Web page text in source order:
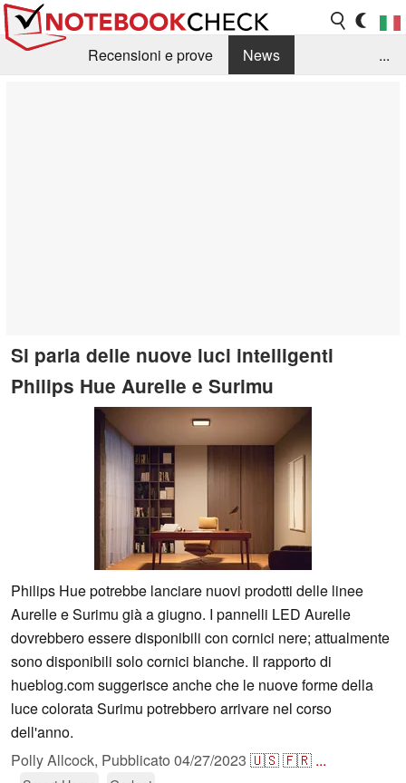
Recensioni e prove
News
...
Si parla delle nuove luci intelligenti
Philips Hue Aurelle e Surimu
Philips Hue potrebbe lanciare nuovi prodotti delle linee
Aurelle e Surimu già a giugno. I pannelli LED Aurelle
dovrebbero essere disponibili con cornici nere; attualmente
sono disponibili solo cornici bianche. Il rapporto di
hueblog.com suggerisce anche che le nuove forme della
luce colorata Surimu potrebbero arrivare nel corso
dell'anno.
Polly Allcock, Pubblicato 04/27/2023 🇺🇸🇫🇷 ...